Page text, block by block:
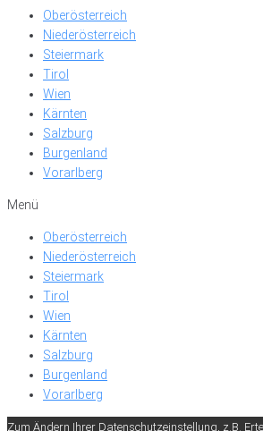
Oberösterreich
Niederösterreich
Steiermark
Tirol
Wien
Kärnten
Salzburg
Burgenland
Vorarlberg
Menü
Oberösterreich
Niederösterreich
Steiermark
Tirol
Wien
Kärnten
Salzburg
Burgenland
Vorarlberg
Zum Ändern Ihrer Datenschutzeinstellung, z.B.